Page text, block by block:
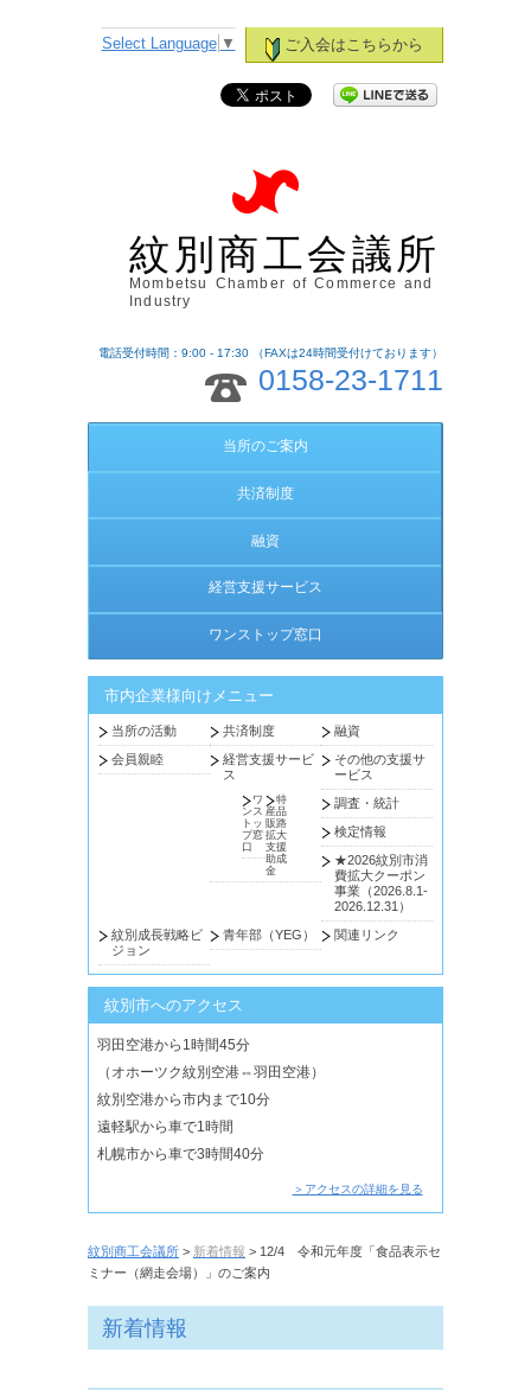
ご入会はこちらから
Select Language ▼
紋別商工会議所
Mombetsu Chamber of Commerce and
Industry
電話受付時間：9:00 - 17:30 （FAXは24時間受付けております）
0158-23-1711
当所のご案内
共済制度
融資
経営支援サービス
ワンストップ窓口
市内企業様向けメニュー
当所の活動 共済制度
融資
会員親睦
経営支援サービ
ス
ワ
ンス
トッ
プ窓
口
特
産品
販路
拡大
支援
助成
金
その他の支援サ
ービス
調査・統計
検定情報
★2026紋別市消
費拡大クーポン
事業（2026.8.1-
2026.12.31）
紋別成長戦略ビ
ジョン
青年部（YEG） 関連リンク
紋別市へのアクセス
羽田空港から1時間45分
（オホーツク紋別空港⇔羽田空港）
紋別空港から市内まで10分
遠軽駅から車で1時間
札幌市から車で3時間40分
＞アクセスの詳細を見る
紋別商工会議所 > 新着情報 > 12/4 令和元年度「食品表示セ
ミナー（網走会場）」のご案内
新着情報